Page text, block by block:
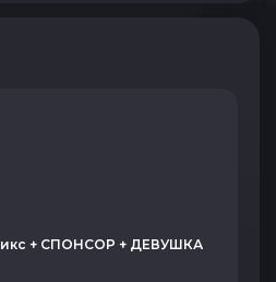
+ СПОНСОР + ДЕВУШКА